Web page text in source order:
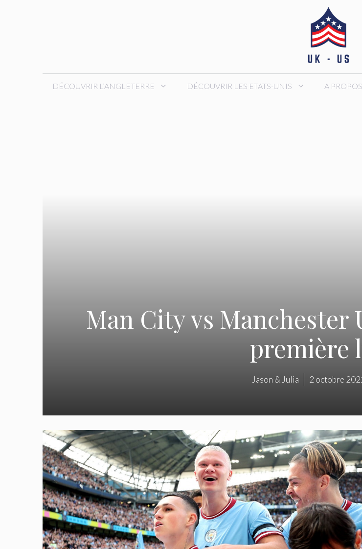
DÉCOUVRIR L’ANGLETERRE DÉCOUVRIR LES ETATS-UNIS A PROPOS
Man City vs Manchester
première
Jason & Julia 2 octobre